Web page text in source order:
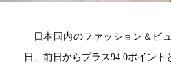
日本国内のファッション＆ビ
日、前日からプラス94.0ポイント